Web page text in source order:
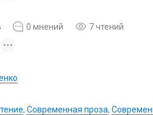
0 мнений 7 чтений
, Современная проза,